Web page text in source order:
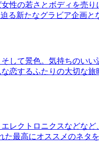
性の若さとボディを売
る新たなグラビア企画と
て景色。気持ちのい
恋するふたりの大切な
レクトロニクスなどな
最高にオススメのネタ